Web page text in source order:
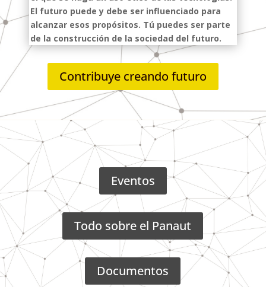
El futuro puede y debe ser influenciado para
alcanzar esos propósitos. Tú puedes ser parte
de la construcción de la sociedad del futuro.
Contribuye creando futuro
Eventos
Todo sobre el Panaut
Documentos